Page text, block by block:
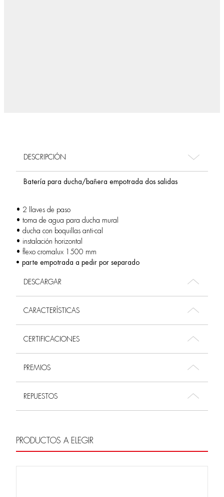
DESCRIPCIÓN
Batería para ducha/bañera empotrada dos salidas
• 2 llaves de paso
• toma de agua para ducha mural
• ducha con boquillas anti-cal
• instalación horizontal
• flexo cromalux 1500 mm
• parte empotrada a pedir por separado
DESCARGAR
CARACTERÍSTICAS
CERTIFICACIONES
PREMIOS
REPUESTOS
PRODUCTOS A ELEGIR